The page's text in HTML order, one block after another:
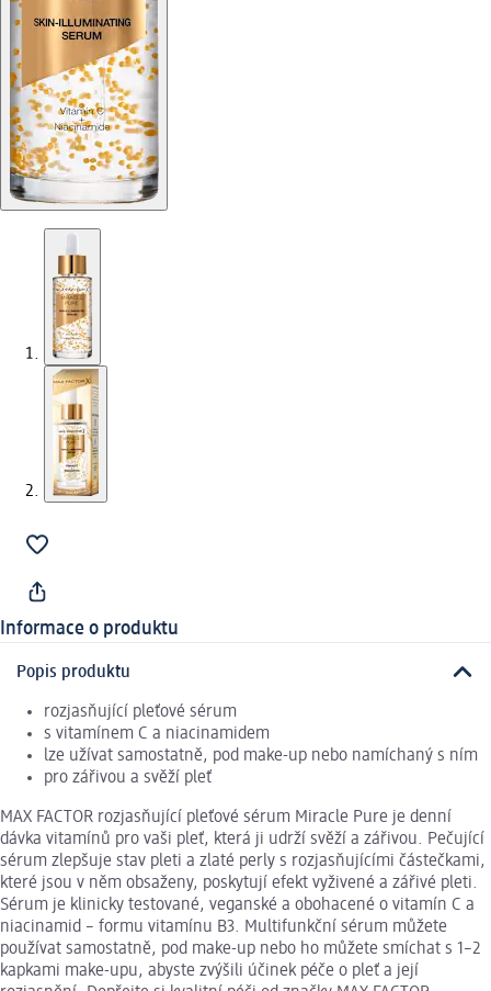
Informace o produktu
Popis produktu
rozjasňující pleťové sérum
s vitamínem C a niacinamidem
lze užívat samostatně, pod make-up nebo namíchaný s ním
pro zářivou a svěží pleť
MAX FACTOR rozjasňující pleťové sérum Miracle Pure je denní
dávka vitamínů pro vaši pleť, která ji udrží svěží a zářivou. Pečující
sérum zlepšuje stav pleti a zlaté perly s rozjasňujícími částečkami,
které jsou v něm obsaženy, poskytují efekt vyživené a zářivé pleti.
Sérum je klinicky testované, veganské a obohacené o vitamín C a
niacinamid – formu vitamínu B3. Multifunkční sérum můžete
používat samostatně, pod make-up nebo ho můžete smíchat s 1–2
kapkami make-upu, abyste zvýšili účinek péče o pleť a její